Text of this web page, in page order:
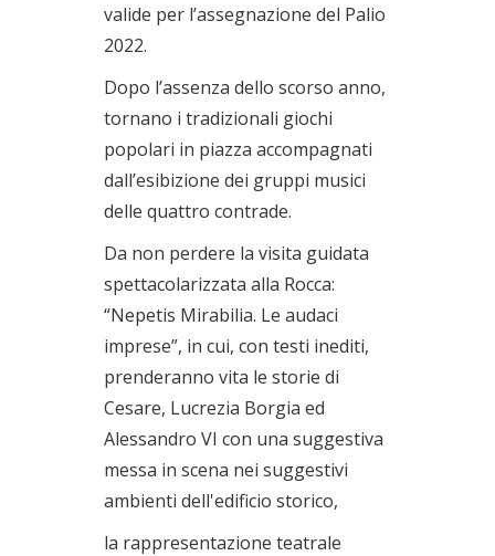
valide per l’assegnazione del Palio
2022.
Dopo l’assenza dello scorso anno,
tornano i tradizionali giochi
popolari in piazza accompagnati
dall’esibizione dei gruppi musici
delle quattro contrade.
Da non perdere la visita guidata
spettacolarizzata alla Rocca:
“Nepetis Mirabilia. Le audaci
imprese”, in cui, con testi inediti,
prenderanno vita le storie di
Cesare, Lucrezia Borgia ed
Alessandro VI con una suggestiva
messa in scena nei suggestivi
ambienti dell'edificio storico,
la rappresentazione teatrale